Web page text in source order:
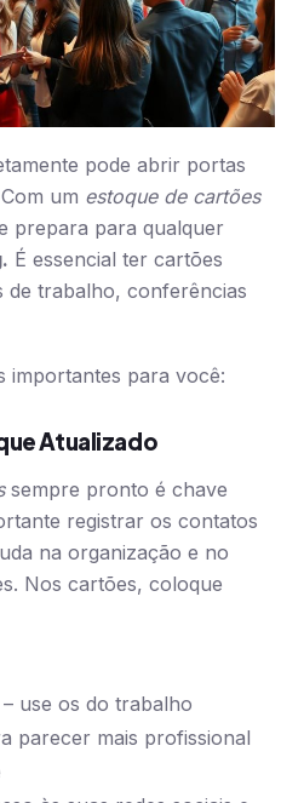
pode abrir portas
um estoque de cartões
prepara para qualquer
É essencial ter cartões
de trabalho, conferências
importantes para você:
Atualizado
sempre pronto é chave
registrar os contatos
na organização e no
Nos cartões, coloque
use os do trabalho
parecer mais profissional